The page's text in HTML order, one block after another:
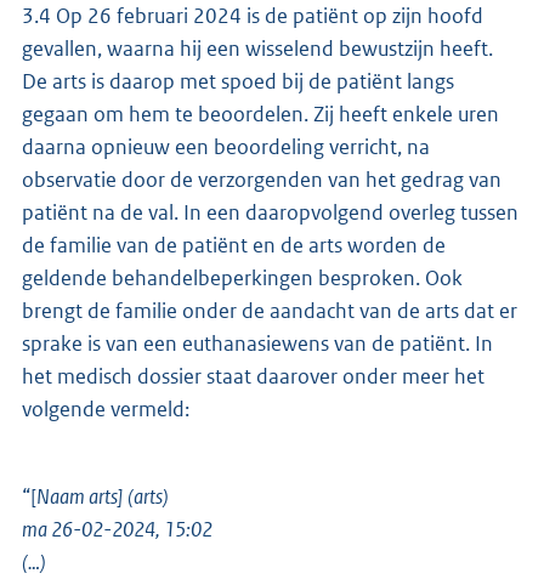
3.4 Op 26 februari 2024 is de patiënt op zijn hoofd
gevallen, waarna hij een wisselend bewustzijn heeft.
De arts is daarop met spoed bij de patiënt langs
gegaan om hem te beoordelen. Zij heeft enkele uren
daarna opnieuw een beoordeling verricht, na
observatie door de verzorgenden van het gedrag van
patiënt na de val. In een daaropvolgend overleg tussen
de familie van de patiënt en de arts worden de
geldende behandelbeperkingen besproken. Ook
brengt de familie onder de aandacht van de arts dat er
sprake is van een euthanasiewens van de patiënt. In
het medisch dossier staat daarover onder meer het
volgende vermeld:
“[Naam arts] (arts)
ma 26-02-2024, 15:02
(…)